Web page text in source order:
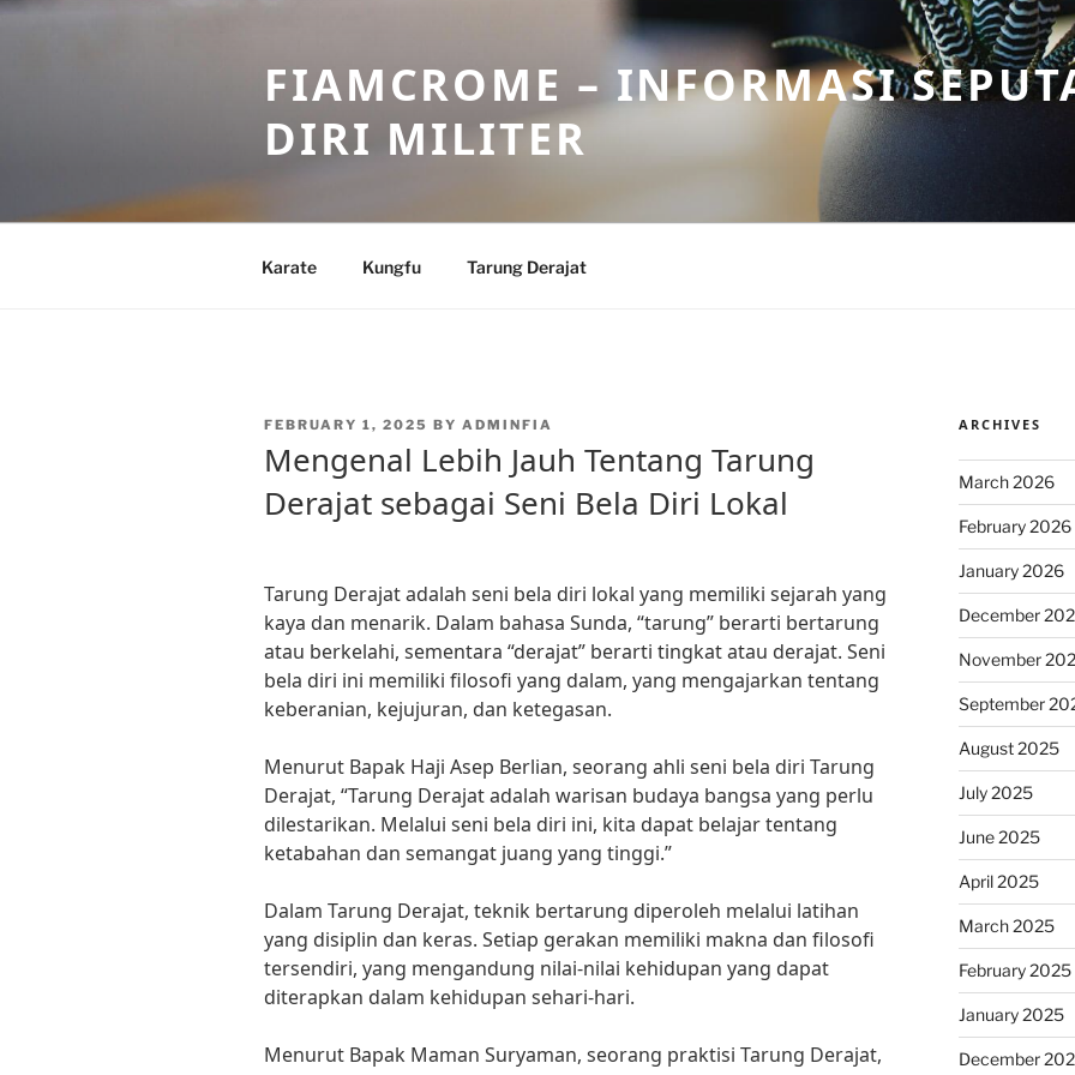
Skip
FIAMCROME – INFORMASI
DIRI MILITER
Karate Kungfu Tarung Derajat
POSTED
FEBRUARY 1, 2025 BY ADMINFIA
Mengenal Lebih Jauh Tentang Tarung
Derajat sebagai Seni Bela Diri Lokal
Tarung Derajat adalah seni bela diri lokal yang memiliki sejarah yang
kaya dan menarik. Dalam bahasa Sunda, “tarung” berarti bertarung
atau berkelahi, sementara “derajat” berarti tingkat atau derajat. Seni
bela diri ini memiliki filosofi yang dalam, yang mengajarkan tentang
keberanian, kejujuran, dan ketegasan.
Menurut Bapak Haji Asep Berlian, seorang ahli seni bela diri Tarung
Derajat, “Tarung Derajat adalah warisan budaya bangsa yang perlu
dilestarikan. Melalui seni bela diri ini, kita dapat belajar tentang
ketabahan dan semangat juang yang tinggi.”
Dalam Tarung Derajat, teknik bertarung diperoleh melalui latihan
yang disiplin dan keras. Setiap gerakan memiliki makna dan filosofi
tersendiri, yang mengandung nilai-nilai kehidupan yang dapat
diterapkan dalam kehidupan sehari-hari.
Menurut Bapak Maman Suryaman, seorang praktisi Tarung Derajat,
ARCHIVES
March 2026
February 2026
January 2026
December
November
September
August 2025
July 2025
June 2025
April 2025
March 2025
February 2025
January 2025
December